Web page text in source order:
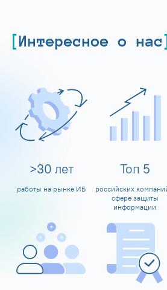
Интересное о нас
>30 лет
работы на рынке ИБ
Топ 5
российских
сфере защиты
информации